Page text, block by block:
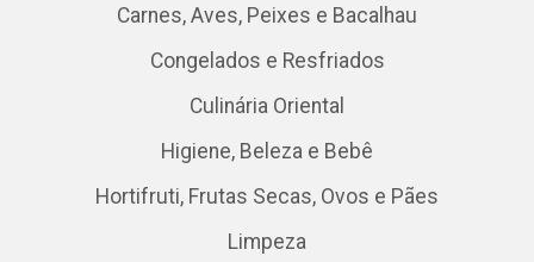
Carnes, Aves, Peixes e Bacalhau
Congelados e Resfriados
Culinária Oriental
Higiene, Beleza e Bebê
Hortifruti, Frutas Secas, Ovos e Pães
Limpeza